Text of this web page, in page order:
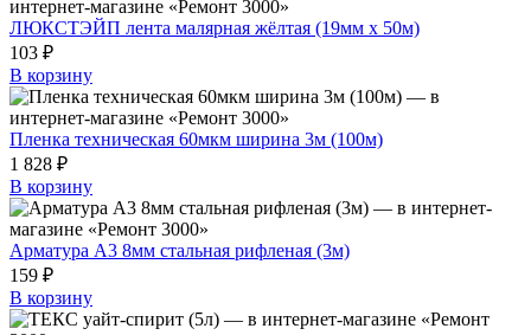
ЛЮКСТЭЙП лента малярная жёлтая (19мм х 50м)
103 ₽
В корзину
Пленка техническая 60мкм ширина 3м (100м)
1 828 ₽
В корзину
Арматура А3 8мм стальная рифленая (3м)
159 ₽
В корзину